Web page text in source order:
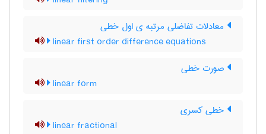
معادلات تفاضلی مرتبه ی اول خطی
linear first order difference equations
صورت خطی
linear form
خطی کسری
linear fractional